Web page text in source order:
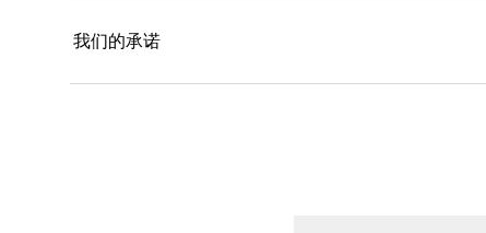
我们的承诺